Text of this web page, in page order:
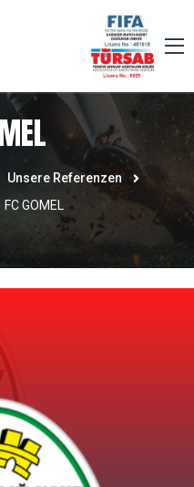
Unsere Referenzen
FC GOMEL